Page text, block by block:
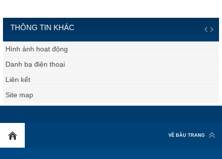
THÔNG TIN KHÁC
Hình ảnh hoạt động
Danh bạ điện thoại
Liên kết
Site map
VỀ ĐẦU TRANG